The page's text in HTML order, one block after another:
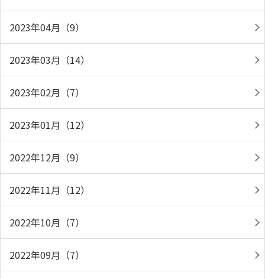
2023年04月（9）
2023年03月（14）
2023年02月（7）
2023年01月（12）
2022年12月（9）
2022年11月（12）
2022年10月（7）
2022年09月（7）